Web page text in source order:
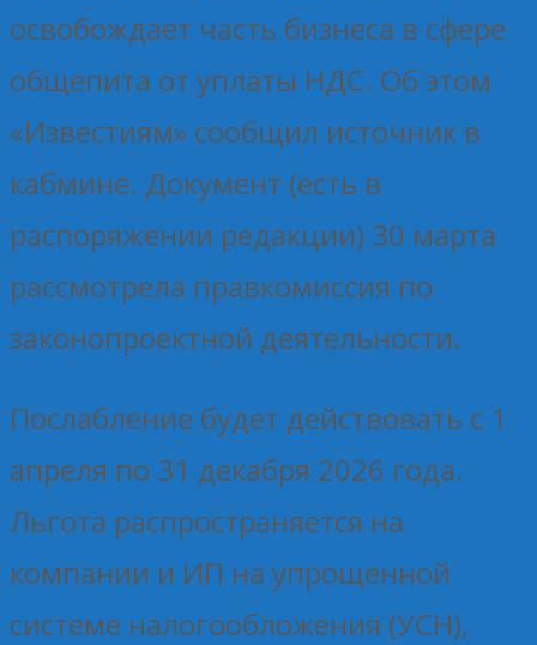
освобождает часть бизнеса в сфере
общепита от уплаты НДС. Об этом
«Известиям» сообщил источник в
кабмине. Документ (есть в
распоряжении редакции) 30 марта
рассмотрела правкомиссия по
законопроектной деятельности.
Послабление будет действовать с 1
апреля по 31 декабря 2026 года.
Льгота распространяется на
компании и ИП на упрощенной
системе налогообложения (УСН),